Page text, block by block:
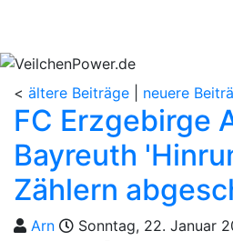
< ältere Beiträge neuere
FC Erzgebirge
Bayreuth
Zählern
Geschrieben von
Arn am Sonntag, 22. Januar